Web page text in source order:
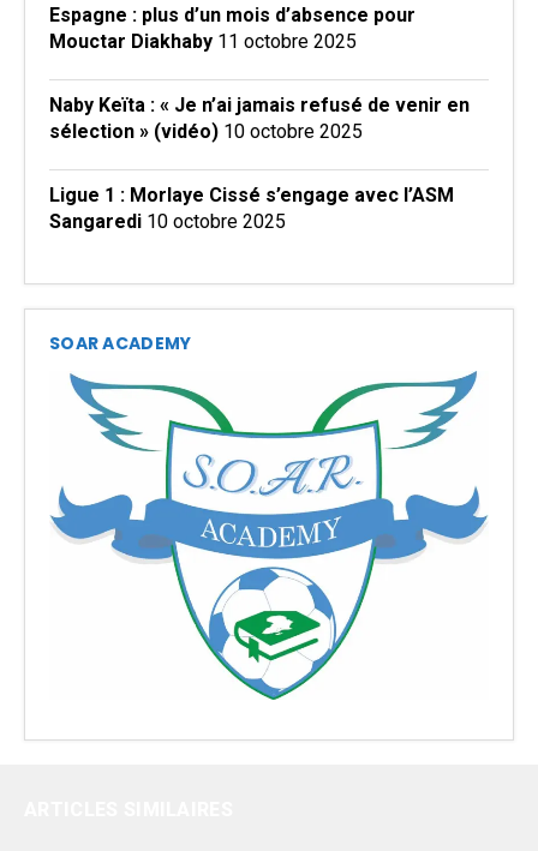
Espagne : plus d’un mois d’absence pour
Mouctar Diakhaby 11 octobre 2025
Naby Keïta : « Je n’ai jamais refusé de venir en
sélection » (vidéo) 10 octobre 2025
Ligue 1 : Morlaye Cissé s’engage avec l’ASM
Sangaredi 10 octobre 2025
SOAR ACADEMY